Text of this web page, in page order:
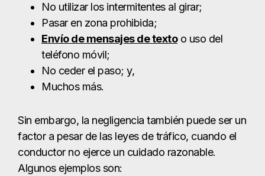
factor a pesar de las leyes de tráfico, cuando el
conductor no ejerce un cuidado razonable.
Algunos ejemplos son:
Conducción con somnolencia o fatiga
Viajar demasiado rápido para las
Conducción distraída
Cualquier conducta que demuestre que
no se ha actuado con la debida
precaución al conducir un vehículo.